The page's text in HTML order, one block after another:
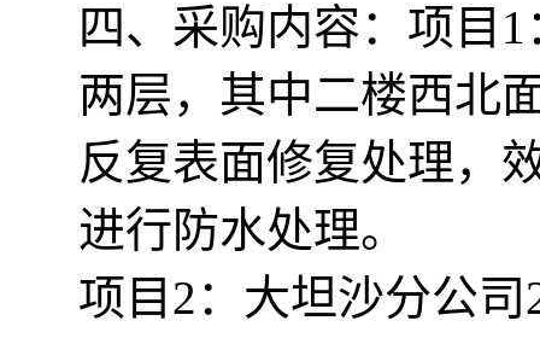
四、采购内容：项目
两层，其中二楼西北
反复表面修复处理，
进行防水处理。
项目2：大坦沙分公